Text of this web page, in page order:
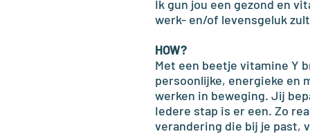
Ik gun jou een gezond en
werk- en/of levensgeluk
HOW?
Met een beetje vitamine Y
persoonlijke, energieke en
werken in beweging. Jij
Iedere stap is er een. Zo
verandering die bij je past,